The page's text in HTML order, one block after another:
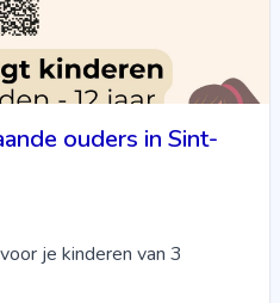
ouders in Sint-
je kinderen van 3